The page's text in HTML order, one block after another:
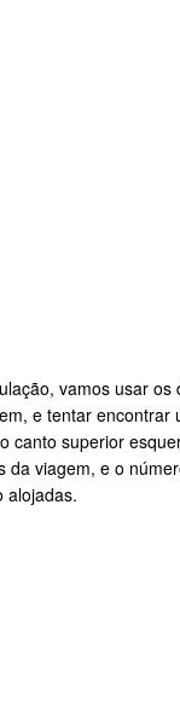
vamos usar os
e tentar encontrar
canto superior
da viagem, e o
alojadas.